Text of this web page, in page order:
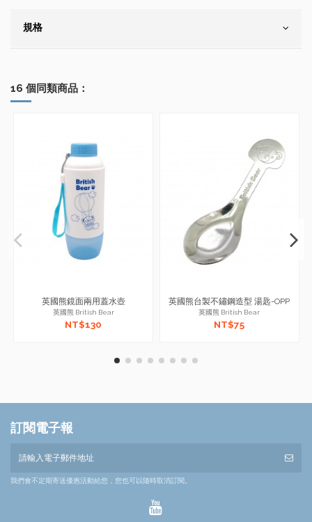
規格
16 個同類商品：
英國熊鏡面兩用蓋水壺
英國熊 British Bear
NT$130
英國熊台製不鏽鋼造型 湯匙-OPP
英國熊 British Bear
NT$75
訂閱電子報
我們會不定期寄送優惠活動給您，您也可以隨時取消訂閱。